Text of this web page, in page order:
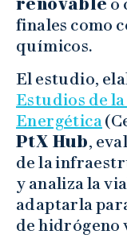
renovable o
finales como
químicos.
El estudio,
Estudios de
Energética
PtX Hub,
de la
y analiza la
adaptarla
de hidrógeno